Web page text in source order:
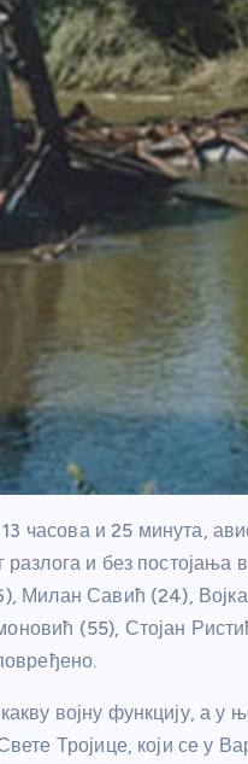
13 часова и 25 минута,
и без
Милан Савић (24),
(55), Стојан
војну функцију, а у
Тројице, који се у